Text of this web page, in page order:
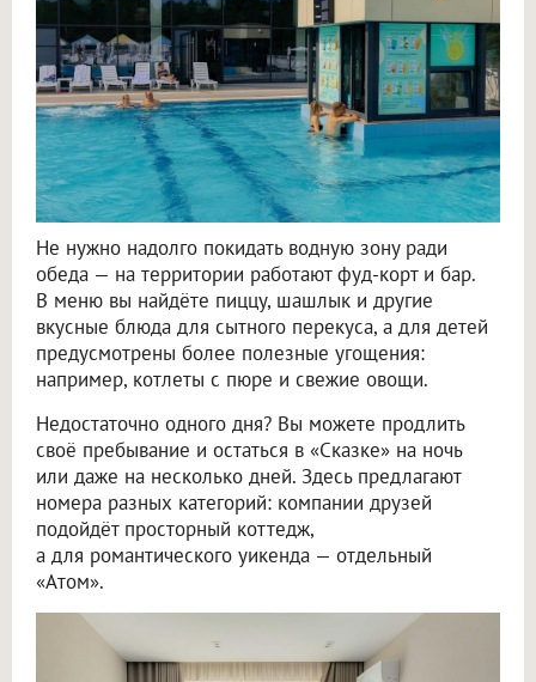
Не нужно надолго покидать водную зону ради
обеда — на территории работают фуд-корт и бар.
В меню вы найдёте пиццу, шашлык и другие
вкусные блюда для сытного перекуса, а для детей
предусмотрены более полезные угощения:
например, котлеты с пюре и свежие овощи.
Недостаточно одного дня? Вы можете продлить
своё пребывание и остаться в «Сказке» на ночь
или даже на несколько дней. Здесь предлагают
номера разных категорий: компании друзей
подойдёт просторный коттедж,
а для романтического уикенда — отдельный
«Атом».